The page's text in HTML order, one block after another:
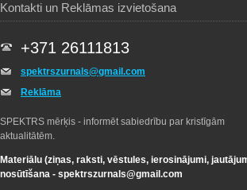
Kontakti un Reklāmas izvietošana
+371 26111813
spektrszurnals@gmail.com
Reklāma
SPEKTRS mērķis - informēt sabiedrību par kristīgām
aktualitātēm.
Materiālu (ziņas, raksti, vēstules, ierosinājumi,
nosūtīšana - spektrszurnals@gmail.com